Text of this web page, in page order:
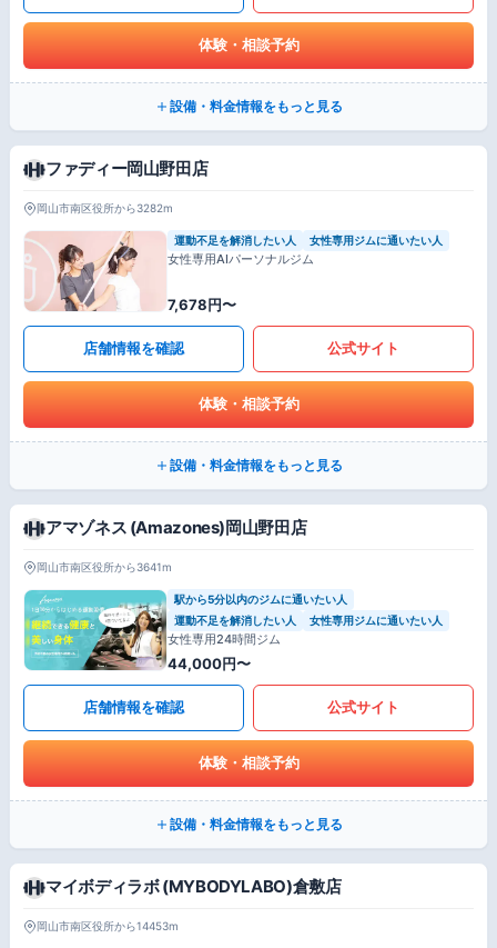
体験・相談予約
設備・料金情報をもっと見る
ファディー岡山野田店
岡山市南区役所から3282m
運動不足を解消したい人 女性専用ジムに通いたい人
女性専用AIパーソナルジム
7,678円〜
店舗情報を確認 公式サイト
体験・相談予約
設備・料金情報をもっと見る
アマゾネス (Amazones)岡山野田店
岡山市南区役所から3641m
駅から5分以内のジムに通いたい人
運動不足を解消したい人
女性専用ジムに通いたい人
女性専用24時間ジム
44,000円〜
店舗情報を確認 公式サイト
体験・相談予約
設備・料金情報をもっと見る
マイボディラボ (MYBODYLABO)倉敷店
岡山市南区役所から14453m